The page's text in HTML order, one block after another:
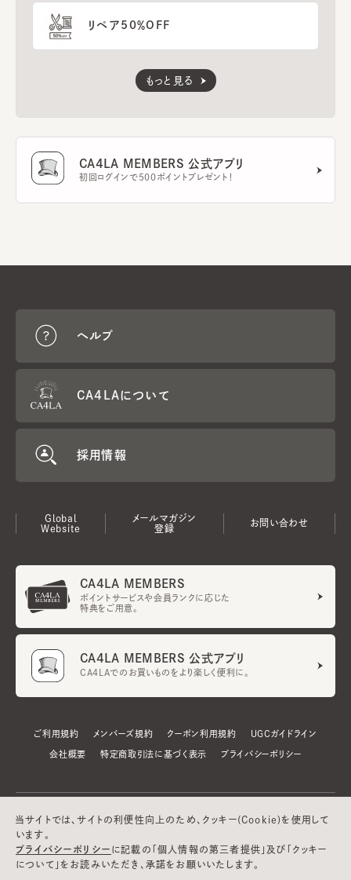
リペア50％OFF
もっと見る
CA4LA MEMBERS 公式アプリ
初回ログインで500ポイントプレゼント！
ヘルプ
CA4LAについて
採用情報
Global
Website
メールマガジン
登録
お問い合わせ
CA4LA MEMBERS
ポイントサービスや会員ランクに応じた
特典をご用意。
CA4LA MEMBERS 公式アプリ
CA4LAでのお買いものをより楽しく便利に。
ご利用規約 メンバーズ規約 クーポン利用規約 UGCガイドライン
会社概要 特定商取引法に基づく表示 プライバシーポリシー
当サイトでは、サイトの利便性向上のため、クッキー(Cookie)を使用して
います。
プライバシーポリシー に記載の「個人情報の第三者提供」及び「クッキー
について」をお読みいただき、承諾をお願いいたします。